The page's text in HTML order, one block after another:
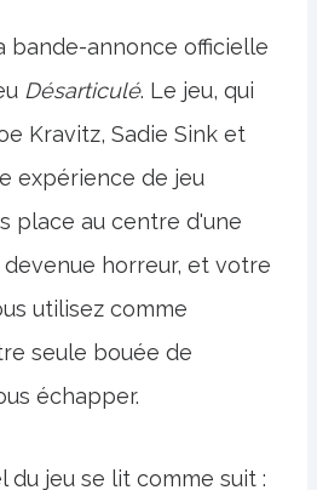
bande-annonce officielle
Désarticulé. Le jeu, qui
Kravitz, Sadie Sink et
expérience de jeu
place au centre d'une
horreur, et votre
utilisez comme
seule bouée de
échapper.
du jeu se lit comme suit :